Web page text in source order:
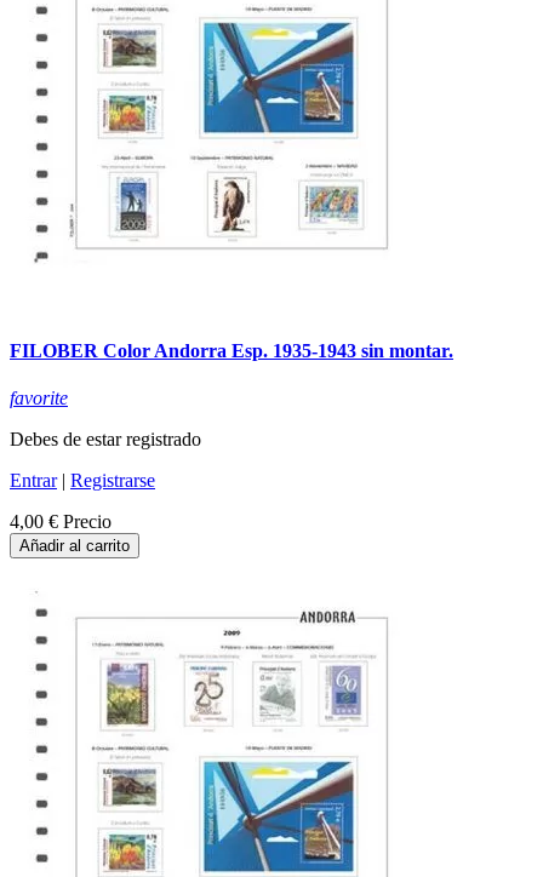
FILOBER Color Andorra Esp. 1935-1943 sin montar.
favorite
Debes de estar registrado
Entrar| Registrarse
4,00 € Precio
Añadir al carrito